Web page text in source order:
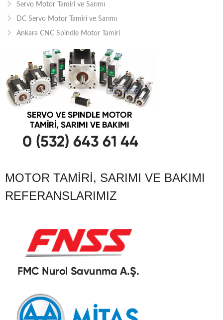
Servo Motor Tamiri ve Sarımı
DC Servo Motor Tamiri ve Sarımı
Ankara CNC Spindle Motor Tamiri
MOTOR TAMIRI, SARIMI VE BAKIMI
REFERANSLARIMIZ